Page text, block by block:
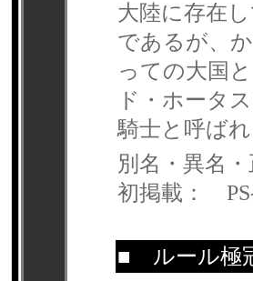
大陸に存在
であるが、
っての大国
ド・ホータ
騎士と呼ば
別名・異名
初掲載：
■ ルール極